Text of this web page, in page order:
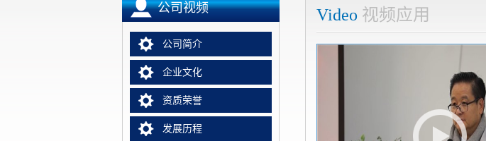
公司视频
公司简介
企业文化
资质荣誉
发展历程
Video 视频应用